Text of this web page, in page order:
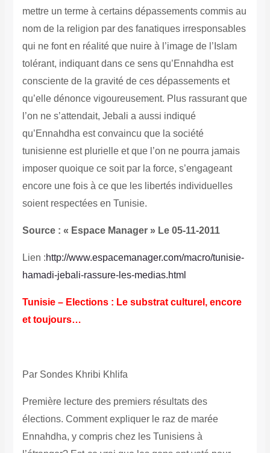
mettre un terme à certains dépassements commis au
nom de la religion par des fanatiques irresponsables
qui ne font en réalité que nuire à l’image de l’Islam
tolérant, indiquant dans ce sens qu’Ennahdha est
consciente de la gravité de ces dépassements et
qu’elle dénonce vigoureusement. Plus rassurant que
l’on ne s’attendait, Jebali a aussi indiqué
qu’Ennahdha est convaincu que la société
tunisienne est plurielle et que l’on ne pourra jamais
imposer quoique ce soit par la force, s’engageant
encore une fois à ce que les libertés individuelles
soient respectées en Tunisie.
Source : « Espace Manager » Le 05-11-2011
Lien :http://www.espacemanager.com/macro/tunisie-
hamadi-jebali-rassure-les-medias.html
Tunisie – Elections : Le substrat culturel, encore
et toujours…
Par Sondes Khribi Khlifa
Première lecture des premiers résultats des
élections. Comment expliquer le raz de marée
Ennahdha, y compris chez les Tunisiens à